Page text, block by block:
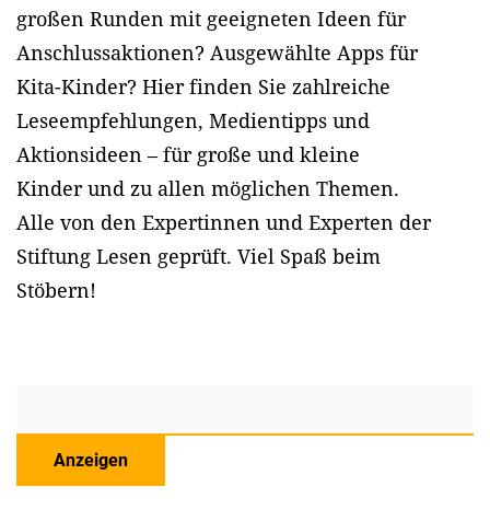
großen Runden mit geeigneten Ideen für
Anschlussaktionen? Ausgewählte Apps für
Kita-Kinder? Hier finden Sie zahlreiche
Leseempfehlungen, Medientipps und
Aktionsideen – für große und kleine
Kinder und zu allen möglichen Themen.
Alle von den Expertinnen und Experten der
Stiftung Lesen geprüft. Viel Spaß beim
Stöbern!
Anzeigen